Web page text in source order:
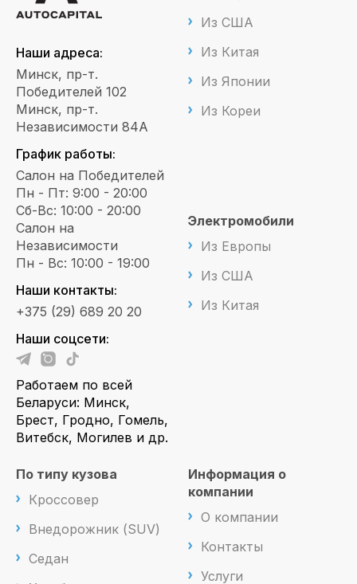
Наши адреса:
Минск, пр-т.
Победителей 102
Минск, пр-т.
Независимости 84А
График работы:
Салон на Победителей
Пн - Пт: 9:00 - 20:00
Сб-Вс: 10:00 - 20:00
Салон на
Независимости
Пн - Вс: 10:00 - 19:00
Наши контакты:
+375 (29) 689 20 20
Наши соцсети:
Работаем по всей
Беларуси: Минск,
Брест, Гродно, Гомель,
Витебск, Могилев и др.
Из США
Из Китая
Из Японии
Из Кореи
Электромобили
Из Европы
Из США
Из Китая
По типу кузова
Кроссовер
Внедорожник (SUV)
Седан
Информация о
компании
О компании
Контакты
Услуги